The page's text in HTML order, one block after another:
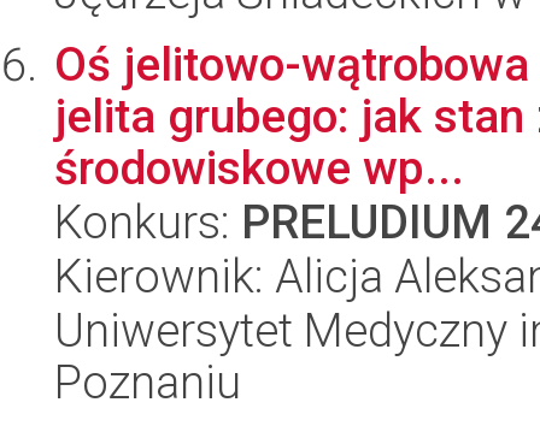
Oś jelitowo-
jelita grubego: jak
środowiskowe wp...
Konkurs: PRELUDIUM
Kierownik: Alicja
Uniwersytet Medyczny
Poznaniu